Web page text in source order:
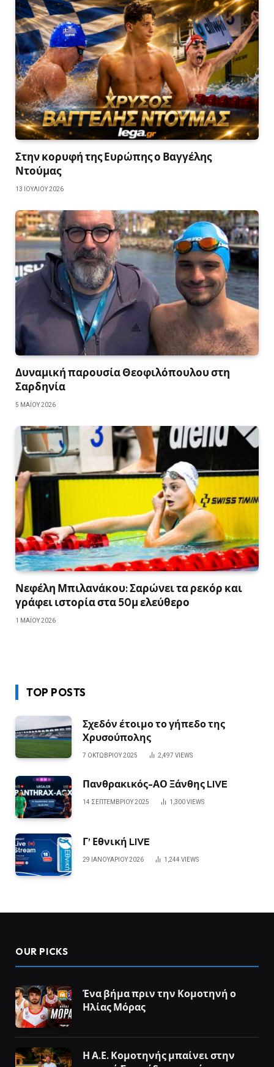
Στην κορυφή της Ευρώπης ο Βαγγέλης
Ντούμας
13 ΙΟΥΛΊΟΥ 2026
Δυναμική παρουσία Θεοφιλόπουλου στη
Σαρδηνία
5 ΜΑΪ́ΟΥ 2026
Νεφέλη Μπιλανάκου: Σαρώνει τα ρεκόρ και
γράφει ιστορία στα 50μ ελεύθερο
1 ΜΑΪ́ΟΥ 2026
TOP POSTS
Σχεδόν έτοιμο το γήπεδο της
Χρυσούπολης
7 ΟΚΤΩΒΡΊΟΥ 2025 2,497 VIEWS
Πανθρακικός-ΑΟ Ξάνθης LIVE
14 ΣΕΠΤΕΜΒΡΊΟΥ 2025 1,300VIEWS
Γ’ Εθνική LIVE
29 ΙΑΝΟΥΑΡΊΟΥ 2026 1,244 VIEWS
OUR PICKS
Ένα βήμα πριν την Κομοτηνή ο
Ηλίας Μόρας
Η Α.Ε. Κομοτηνής μπαίνει στην